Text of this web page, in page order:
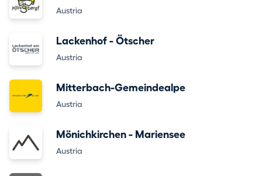
Austria
Lackenhof - Ötscher
Austria
Mitterbach-Gemeindealpe
Austria
Mönichkirchen - Mariensee
Austria